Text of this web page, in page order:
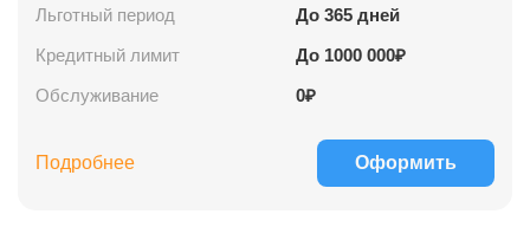
Льготный период До 365 дней
Кредитный лимит
До 1000 000₽
Обслуживание
0₽
Оформить
Подробнее